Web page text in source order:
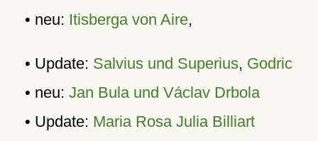
• neu: Itisberga von Aire,
• Update: Salvius und Superius, Godric
• neu: Jan Bula und Václav Drbola
• Update: Maria Rosa Julia Billiart